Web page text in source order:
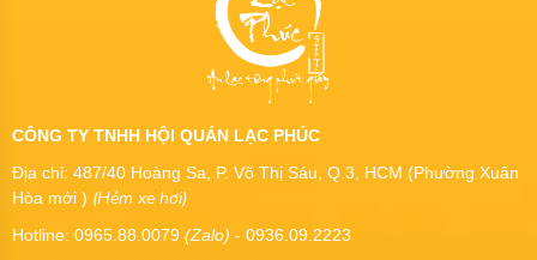
CÔNG TY TNHH HỘI QUÁN LẠC PHÚC
Địa chỉ: 487/40 Hoàng Sa, P. Võ Thị Sáu, Q.3, HCM (Phường Xuân
Hòa mới ) (Hẻm xe hơi)
Hotline: 0965.88.0079 (Zalo) - 0936.09.2223